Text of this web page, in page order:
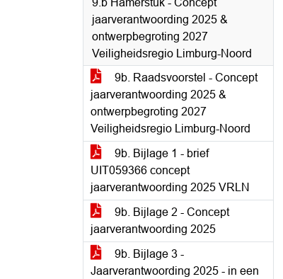
9.b Hamerstuk - Concept
jaarverantwoording 2025 &
ontwerpbegroting 2027
Veiligheidsregio Limburg-Noord
9b. Raadsvoorstel - Concept
jaarverantwoording 2025 &
ontwerpbegroting 2027
Veiligheidsregio Limburg-Noord
9b. Bijlage 1 - brief
UIT059366 concept
jaarverantwoording 2025 VRLN
9b. Bijlage 2 - Concept
jaarverantwoording 2025
9b. Bijlage 3 -
Jaarverantwoording 2025 - in een